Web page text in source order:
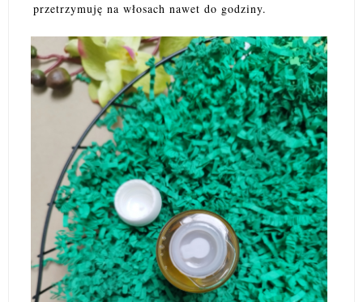
przetrzymuję na włosach nawet do godziny.